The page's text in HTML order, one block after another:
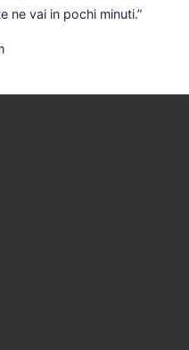
ne vai in pochi minuti.”